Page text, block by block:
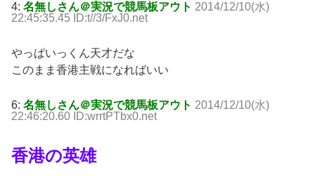
4: 名無しさん＠実況で競馬板アウト 2014/12/10(水)
22:45:35.45 ID:t//3/FxJ0.net
やっぱいっくん天才だな
このまま香港主戦になればいい
6: 名無しさん＠実況で競馬板アウト 2014/12/10(水)
22:46:20.60 ID:wrrtPTbx0.net
香港の英雄